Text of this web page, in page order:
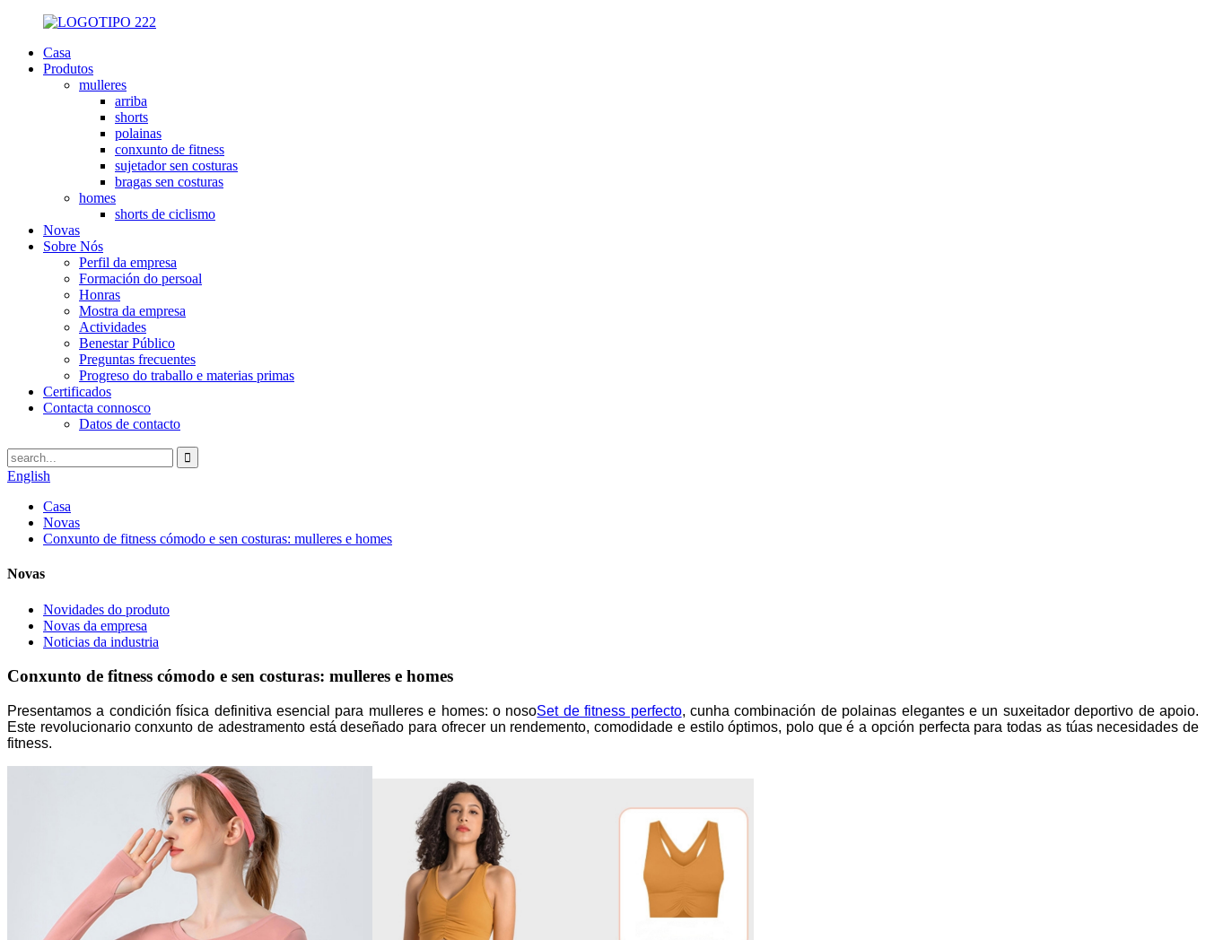
Casa
Produtos
mulleres
arriba
shorts
polainas
conxunto de fitness
sujetador sen costuras
bragas sen costuras
homes
shorts de ciclismo
Novas
Sobre Nós
Perfil da empresa
Formación do persoal
Honras
Mostra da empresa
Actividades
Benestar Público
Preguntas frecuentes
Progreso do traballo e materias primas
Certificados
Contacta connosco
Datos de contacto
English
Casa
Novas
Conxunto de fitness cómodo e sen costuras: mulleres e homes
Novas
Novidades do produto
Novas da empresa
Noticias da industria
Conxunto de fitness cómodo e sen costuras: mulleres e homes
Presentamos a condición física definitiva esencial para mulleres e homes: o nosoSet de fitness perfecto, cunha combinación de polainas elegantes e un suxeitador deportivo de apoio.
Este revolucionario conxunto de adestramento está deseñado para ofrecer un rendemento, comodidade e estilo óptimos, polo que é a opción perfecta para todas as túas necesidades de
fitness.